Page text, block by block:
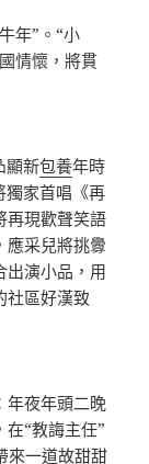
年”。“小
情懷，將貫
顯新包養年時
獨家首唱《再
再現歡聲笑語
應采兒將挑釁
出演小品，用
社區好漢致
夜年頭二晚
“教誨主任”
來一道故甜甜